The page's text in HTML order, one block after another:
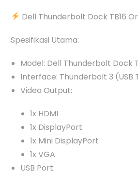
Dell Thunderbolt Dock TB16
Spesifikasi Utama:
Model: Dell Thunderbolt Dock
Interface: Thunderbolt 3 (USB
Video Output:
1x HDMI
1x DisplayPort
1x Mini DisplayPort
1x VGA
USB Port: